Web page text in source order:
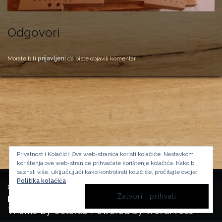
Odgovori
Morate biti prijavljenida biste objavili komentar.
Copyright Manufactura Historica, 2024.
Background image by kbzaon Freepik
Theme byColorlibPowered byWordPress BACK
Privatnost i Kolačići: Ova web-stranica koristi kolačiće. Nastavkom
korištenja ove web-stranice prihvaćate korištenje kolačića. Kako bi
saznali više, uključujući kako kontrolirati kolačiće, pročitajte ovdje:
Politika kolačića